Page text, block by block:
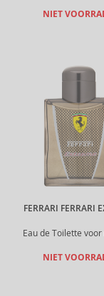
NIET
FERRARI FERRARI
Eau de Toilette
NIET